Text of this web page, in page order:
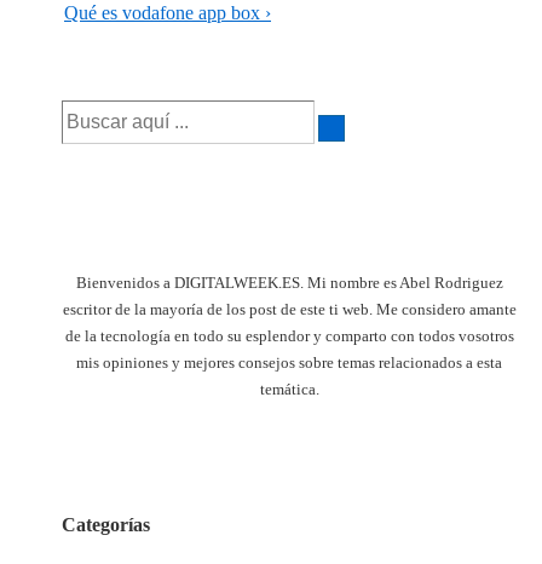
de
entrada
La
es
Qué es vodafone app box ›
Buscar
por:
Bienvenidos a DIGITALWEEK.ES. Mi nombre es Abel Rodriguez
escritor de la mayoría de los post de este ti web. Me considero amante
de la tecnología en todo su esplendor y comparto con todos vosotros
mis opiniones y mejores consejos sobre temas relacionados a esta
temática.
Categorías